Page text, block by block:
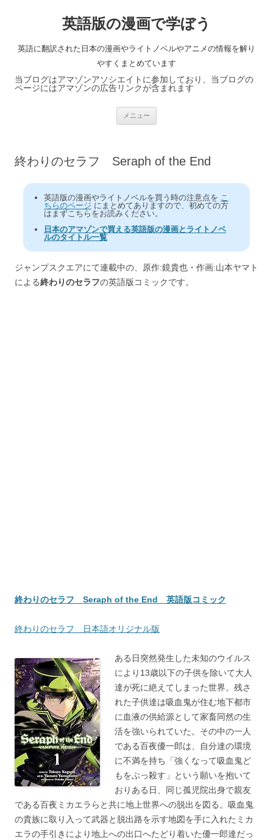
英語版の漫画で学ぼう
英語に翻訳された日本の漫画やライトノベルやアニメの情報を解り
やすくまとめています
当ブログはアマゾンアソシエイトに参加しており、当ブログの
ページにはアマゾンの広告リンクが含まれます
メニュー
ス
終わりのセラフ Seraph of the End
英語版の漫画やライトノベルを買う時の注意点を こ
ちらのページ にまとめてありますので、初めての方
はまずこちらをお読みください。
日本のアマゾンで買える英語版の漫画とライトノベ
ルのタイトル一覧
ジャンプスクエアにて連載中の、原作:鏡貴也・作画:山本ヤマト
による終わりのセラフの英語版コミックです。
終わりのセラフ Seraph of the End 英語版コミック
終わりのセラフ 日本語オリジナル版
ある日突然発生した未知のウイルス
により13歳以下の子供を除いて大人
達が死に絶えてしまった世界。残さ
れた子供達は吸血鬼が住む地下都市
に血液の供給源として家畜同然の生
活を強いられていた。その中の一人
である百夜優一郎は、自分達の環境
に不満を持ち「強くなって吸血鬼ど
もをぶっ殺す」という願いを抱いて
おりある日、同じ孤児院出身で親友
である百夜ミカエラらと共に地上世界への脱出を図る。吸血鬼
の貴族に取り入って武器と脱出路を示す地図を手に入れたミカ
エラの手引きにより地上への出口へたどり着いた優一郎達だっ